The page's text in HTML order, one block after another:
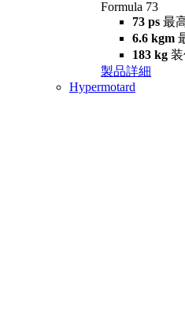
Formula 73
73 ps 最
6.6 kgm
183 kg
製品詳細
Hypermotard